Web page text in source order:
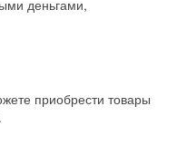
деньгами,
приобрести товары